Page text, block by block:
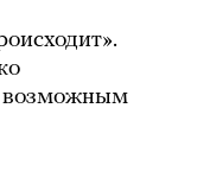
возможным